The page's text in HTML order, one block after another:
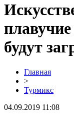
будут
Главная
>
Турмикс
04.09.2019 11:08